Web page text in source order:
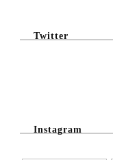
Twitter
Instagram